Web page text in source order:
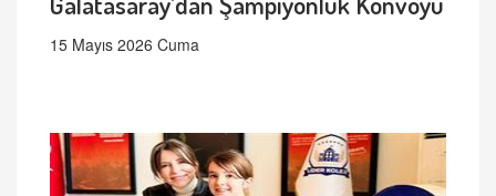
15 Mayıs 2026 Cuma